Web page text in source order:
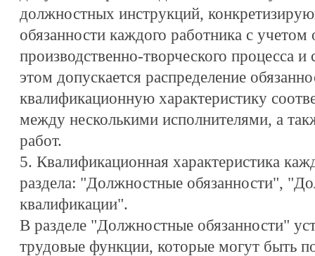
должностных инструкций,
обязанности каждого работника с учетом
производственно-творческого процесса
этом допускается распределение
квалификационную характеристику
между несколькими исполнителями, а
работ.
5. Квалификационная характеристика
раздела: "Должностные обязанности",
квалификации".
В разделе "Должностные обязанности"
трудовые функции, которые могут быть